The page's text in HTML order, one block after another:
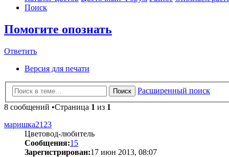
Поиск
Помогите опознать
Ответить
Версия для печати
Поиск
Расширенный поиск
8 сообщений •Страница 1 из 1
маришка2123
Цветовод-любитель
Сообщения:15
Зарегистрирован:17 июн 2013, 08:07